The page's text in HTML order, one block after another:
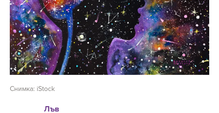
Снимка: iStock
Лъв